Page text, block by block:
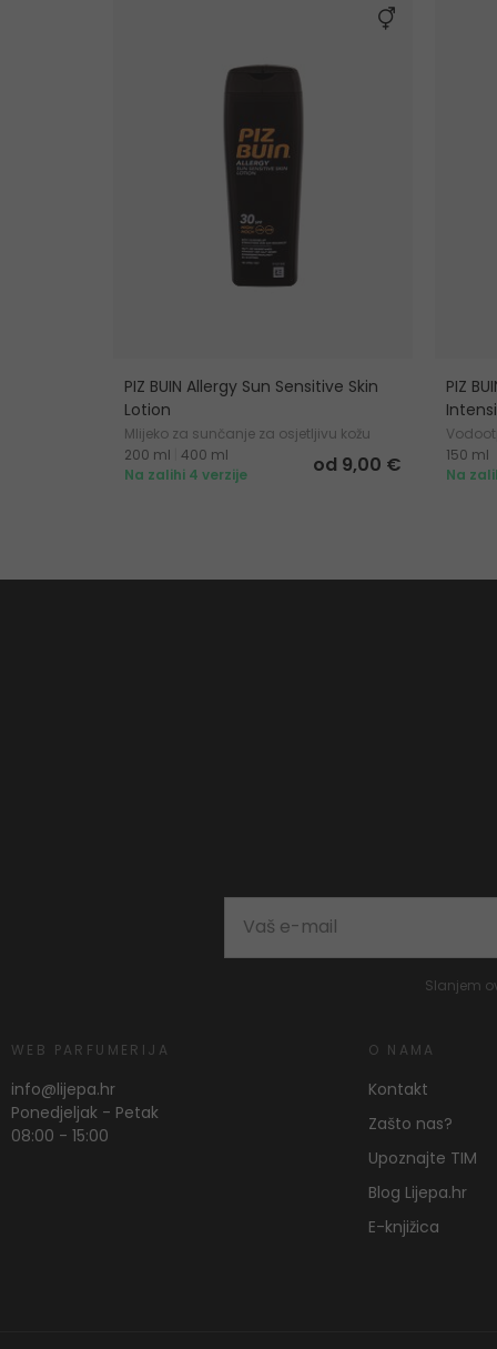
PIZ BUIN Allergy Sun Sensitive Skin
Lotion
Mlijeko za sunčanje za osjetljivu kožu
200 ml 400 ml
Na zalihi 4 verzije
od 9,00 €
PIZ
brže
150 ml
Na
Slanjem
WEB PARFUMERIJA
info@lijepa.hr
Ponedjeljak - Petak
08:00 - 15:00
O NAMA
Kontakt
Zašto nas?
Upoznajte TIM
Blog Lijepa.hr
E-knjižica